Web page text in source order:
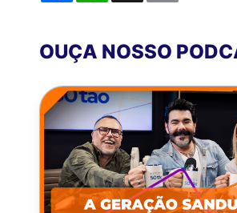
OUÇA NOSSO